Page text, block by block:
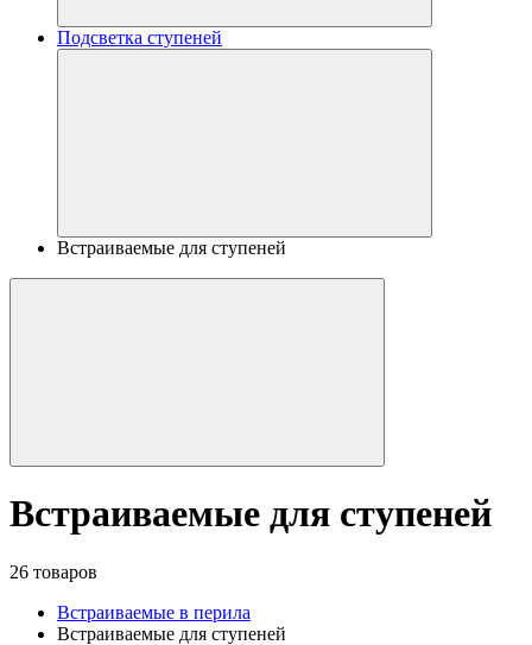
Подсветка ступеней
Встраиваемые для ступеней
Встраиваемые для ступеней
26 товаров
Встраиваемые в перила
Встраиваемые для ступеней